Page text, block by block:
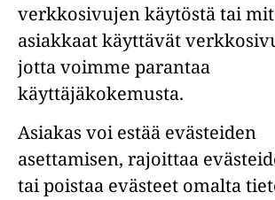
verkkosivujen käytöstä tai
asiakkaat käyttävät
jotta voimme parantaa
käyttäjäkokemusta.
Asiakas voi estää evästeiden
asettamisen, rajoittaa
tai poistaa evästeet omalta